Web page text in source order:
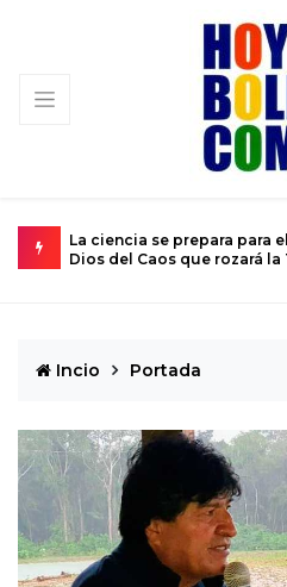
El calvario de un joven
de 12 años
Incio Portada